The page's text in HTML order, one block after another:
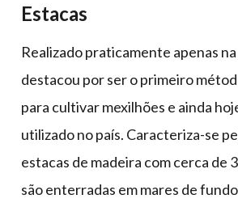
Estacas
Realizado praticamente apenas
destacou por ser o primeiro
para cultivar mexilhões e ainda
utilizado no país. Caracteriza-se
estacas de madeira com cerca de
são enterradas em mares de